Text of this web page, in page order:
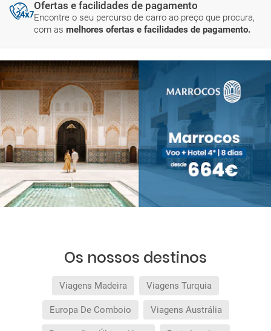
Ofertas e facilidades de pagamento
Encontre o seu percurso de carro ao preço que procura,
com as melhores ofertas e facilidades de pagamento.
Os nossos destinos
Viagens Madeira Viagens Turquia
Europa De Comboio Viagens Austrália